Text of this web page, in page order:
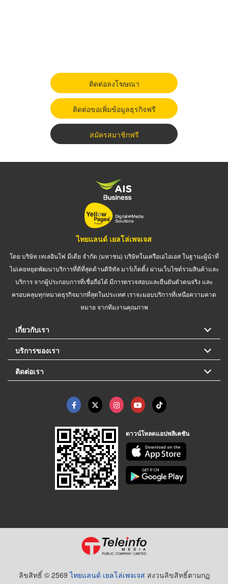
ติดต่อลงโฆษณา
ติดต่อขอเพิ่มข้อมูลธุรกิจฟรี
สมัครสมาชิกฟรี
ไทยแลนด์ เยลโล่เพจเจส
โดย บริษัท เทเลอินโฟ มีเดีย จำกัด (มหาชน) บริษัทในเครือเอไอเอส ในฐานะผู้นำที่
ไม่เคยหยุดพัฒนาบริการที่ดีที่สุดด้านดิจิทัล มาร์เก็ตติ้ง ผ่านเว็บไซต์รวมสินค้าและ
บริการ จากผู้ประกอบการที่เชื่อถือได้ มีการตรวจสอบและยืนยันตัวตนจริง และ
ครอบคลุมทุกหมวดธุรกิจมากที่สุดในประเทศ เราจะมอบบริการที่เหนือความคาด
หมาย จากทีมงานคุณภาพ
เกี่ยวกับเรา
บริการของเรา
ติดต่อเรา
ดาวน์โหลดแอปพลิเคชัน
ลิขสิทธิ์ © 2569ไทยแลนด์ เยลโล่เพจเจส สงวนลิขสิทธิ์ตามกฏ